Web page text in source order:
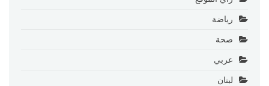
رياضة
صحة
عربي
لبنان